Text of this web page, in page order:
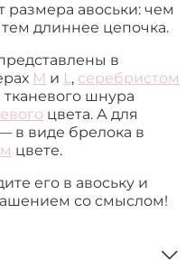
размера авоськи: чем
длиннее цепочка.
в
M и L, серебристом
шнура
цвета. А для
в виде брелока в
цвете.
его в авоську и
со смыслом!